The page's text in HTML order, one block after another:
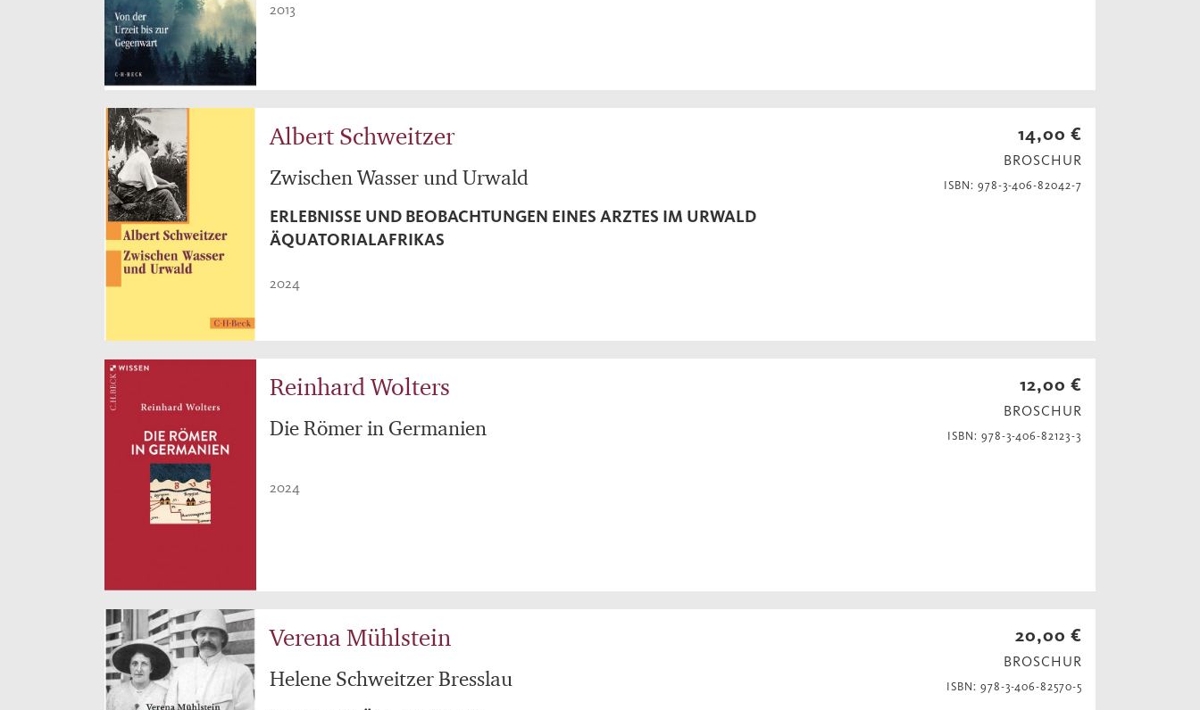
2013
Albert Schweitzer
Zwischen Wasser und Urwald
ERLEBNISSE UND BEOBACHTUNGEN EINES ARZTES IM URWALD
ÄQUATORIALAFRIKAS
2024
14,00 €
BROSCHUR
ISBN: 978-3-406-82042-7
Reinhard Wolters
Die Römer in Germanien
2024
12,00 €
BROSCHUR
ISBN: 978-3-406-82123-3
Verena Mühlstein
Helene Schweitzer Bresslau
20,00 €
BROSCHUR
ISBN: 978-3-406-82570-5